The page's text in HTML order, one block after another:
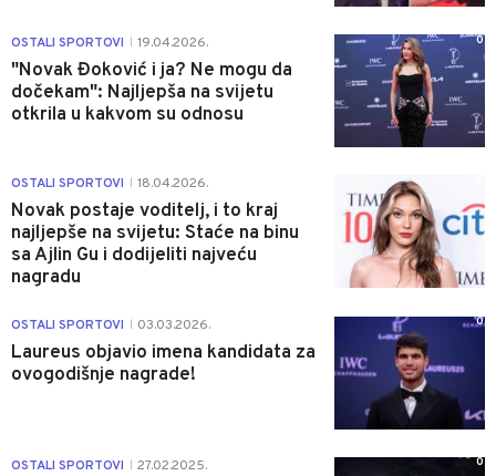
OSTALI SPORTOVI 19.04.2026.
"Novak Đoković i ja? Ne mogu da
dočekam": Najljepša na svijetu
otkrila u kakvom su odnosu
0
OSTALI SPORTOVI 18.04.2026.
Novak postaje voditelj, i to kraj
najljepše na svijetu: Staće na binu
sa Ajlin Gu i dodijeliti najveću
nagradu
OSTALI SPORTOVI 03.03.2026.
Laureus objavio imena kandidata za
ovogodišnje nagrade!
0
OSTALI SPORTOVI 27.02.2025. 0